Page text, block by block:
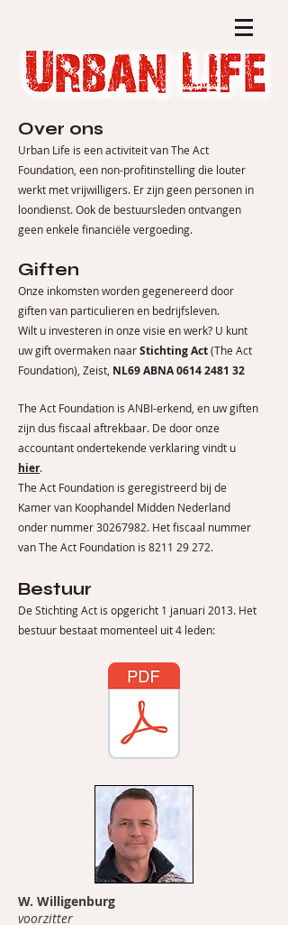
Over ons
Urban Life is een activiteit van The Act
Foundation, een non-profitinstelling die louter
werkt met vrijwilligers. Er zijn geen personen in
loondienst. Ook de bestuursleden ontvangen
geen enkele financiële vergoeding.
Giften
Onze inkomsten worden gegenereerd door
giften van particulieren en bedrijfsleven.
Wilt u investeren in onze visie en werk? U kunt
uw gift overmaken naarStichting Act(The Act
Foundation), Zeist, NL69 ABNA0614 2481 32
The Act Foundation is ANBI-erkend, en uw giften
zijn dus fiscaal aftrekbaar. De door onze
accountant ondertekende verklaring vindt u
hier.
The Act Foundation is geregistreerd bij de
Kamer van Koophandel Midden Nederland
onder nummer30267982. Het fiscaal nummer
van The Act Foundation is 8211 29 272.
Bestuur
De Stichting Act is opgericht 1 januari 2013. Het
bestuur bestaat momenteel uit 4 leden:
W. Willigenburg
voorzitter